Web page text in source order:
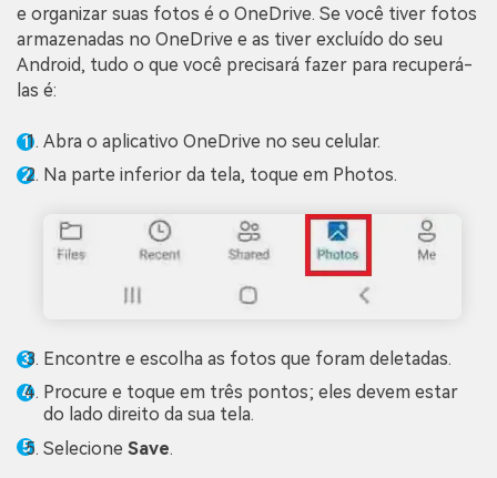
e organizar suas fotos é o OneDrive. Se você tiver fotos
armazenadas no OneDrive e as tiver excluído do seu
Android, tudo o que você precisará fazer para recuperá-
las é:
Abra o aplicativo OneDrive no seu celular.
Na parte inferior da tela, toque em Photos.
Encontre e escolha as fotos que foram deletadas.
Procure e toque em três pontos; eles devem estar
do lado direito da sua tela.
Selecione Save.